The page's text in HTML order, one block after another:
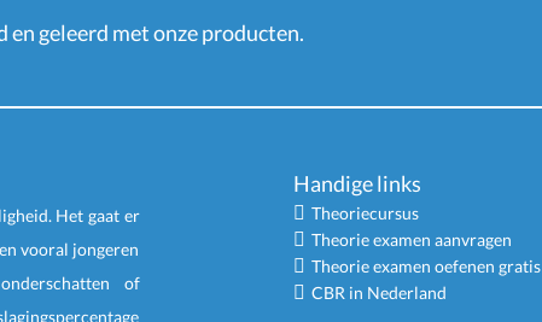
en geleerd met onze producten.
Het gaat er
vooral jongeren
of
Handige links
Theoriecursus
Theorie examen aanvragen
Theorie examen oefenen gratis
CBR in Nederland